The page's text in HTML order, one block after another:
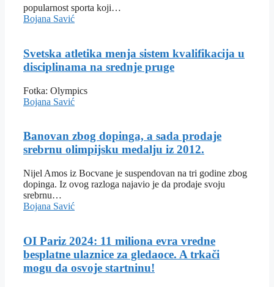
popularnost sporta koji…
Bojana Savić
Svetska atletika menja sistem kvalifikacija u
disciplinama na srednje pruge
Fotka: Olympics
Bojana Savić
Banovan zbog dopinga, a sada prodaje
srebrnu olimpijsku medalju iz 2012.
Nijel Amos iz Bocvane je suspendovan na tri godine zbog
dopinga. Iz ovog razloga najavio je da prodaje svoju
srebrnu…
Bojana Savić
OI Pariz 2024: 11 miliona evra vredne
besplatne ulaznice za gledaoce. A trkači
mogu da osvoje startninu!